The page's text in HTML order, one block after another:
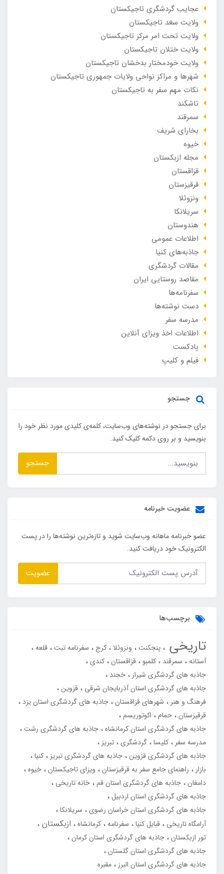
عجایب گردشگری تاجیکستان
ولایت سغد تاجیکستان
ولایت تحت امر مرکز تاجیکستان
ولایت ختلان تاجیکستان
ولایت خودمختار بدخشان تاجیکستان
شهرها و مراکز نواحی ولایات جمهوری تاجیکستان
نکات مهم سفر به تاجیکستان
تاشکند
سمرقند
بخارای شریف
خیوه
مجله ازبکستان
قزاقستان
قرقیزستان
ونزوئلا
سریلانکا
هندوستان
اطلاعات عمومی
جاذبه‌های کنیا
مقالات گردشگری
مقاصد روستایی ایران
سفرنامه‌ها
دست نوشته‌ها
مدرسه سفر
اطلاعات اخذ ویزای آنلاین
پادکست
فیلم و کلیپ
جستجو
برای جستجو در نوشته‌های وب‌سایت، کلمه‌ی کلیدی مورد نظر خود را
بنویسید و بر روی دکمه کلیک کنید.
جستجو
عضویت خبرنامه
عضو خبرنامه ماهانه وب‌سایت شوید و تازه‌ترین نوشته‌ها را در پست
الکترونیک خود دریافت کنید.
عضویت
برچسب‌ها
تاریخی پنجکنت ونزوئلا کرج سفرنامه تبت قلعه
آستانه
سمرقند کلمبو قزاقستان کندی
جاذبه های گردشگری شیراز
خجند
جاذبه های گردشگری استان آذربایجان شرقی
قزوین
فرهنگ و هنر
شهرهای قزاقستان جاذبه های گردشگری استان یزد
قرقیزستان حمام
اکوتوریسم
جاذبه های گردشگری استان کرمانشاه جاذبه های گردشگری رشت
مدرسه سفر
کلیسا گردشگری تبریز
جاذبه های گردشگری قزوین جاذبه های گردشگری تبریز
کنیا
بازار
راهنمای جامع سفر به قرقیزستان ویزای تاجیکستان خیوه
دامغان جاذبه های گردشگری استان قم خانه تاریخی
جاذبه های گردشگری استان اردبیل
جاذبه های گردشگری استان خراسان رضوی
سریلانکا
آرامگاه تاریخی
قبایل کنیا سفرنامه کرمانشاه ازبکستان
تور ازبکستان جاذبه های گردشگری استان کرمان
جاذبه های گردشگری استان گلستان
جاذبه های گردشگری استان البرز
مقبره